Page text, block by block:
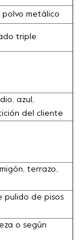
polvo metálico
triple
azul,
del cliente
terrazo,
pulido de pisos
o según